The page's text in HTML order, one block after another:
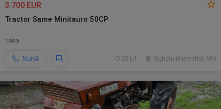
3.700 EUR
Tractor Same Minitauro 50CP
1999
Sună Sighetu Marmatiei, MM
25 jul.